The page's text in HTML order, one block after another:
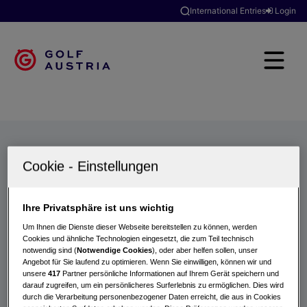
International Entries Login
Turniere
Ihre Privatsphäre ist uns wichtig
Um Ihnen die Dienste dieser Webseite bereitstellen zu können, werden
Cookies und ähnliche Technologien eingesetzt, die zum Teil technisch
notwendig sind (Notwendige Cookies), oder aber helfen sollen, unser
Angebot für Sie laufend zu optimieren. Wenn Sie einwilligen, können wir und
unsere417 Partner persönliche Informationen auf Ihrem Gerät speichern und
darauf zugreifen, um ein persönlicheres Surferlebnis zu ermöglichen. Dies wird
durch die Verarbeitung personenbezogener Daten erreicht, die aus in Cookies